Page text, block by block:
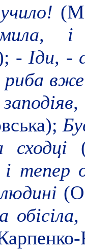
- Іди, -
риба
сходці
тепер